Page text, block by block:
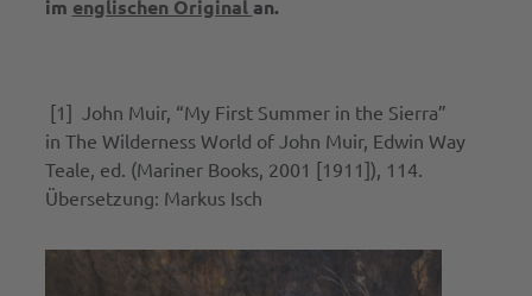
im englischen Originalan.
[1] John Muir, “My First Summer in the Sierra”
in The Wilderness World of John Muir, Edwin Way
Teale, ed. (Mariner Books, 2001 [1911]), 114.
Übersetzung: Markus Isch